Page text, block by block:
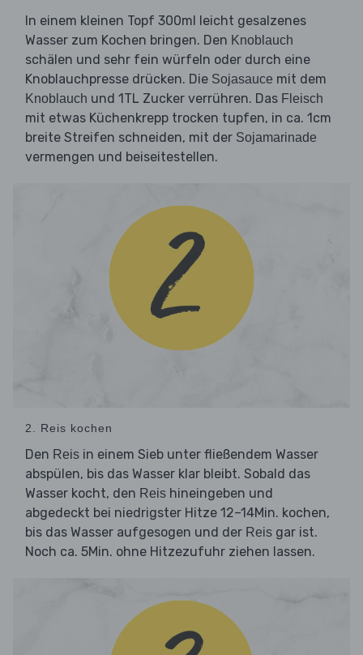
In einem kleinen Topf 300ml leicht gesalzenes
Wasser zum Kochen bringen. Den Knoblauch
schälen und sehr fein würfeln oder durch eine
Knoblauchpresse drücken. Die Sojasauce mit dem
Knoblauch und 1TL Zucker verrühren. Das Fleisch
mit etwas Küchenkrepp trocken tupfen, in ca. 1cm
breite Streifen schneiden, mit der Sojamarinade
vermengen und beiseitestellen.
2. Reis kochen
Den Reis in einem Sieb unter fließendem Wasser
abspülen, bis das Wasser klar bleibt. Sobald das
Wasser kocht, den Reis hineingeben und
abgedeckt bei niedrigster Hitze 12–14Min. kochen,
bis das Wasser aufgesogen und der Reis gar ist.
Noch ca. 5Min. ohne Hitzezufuhr ziehen lassen.